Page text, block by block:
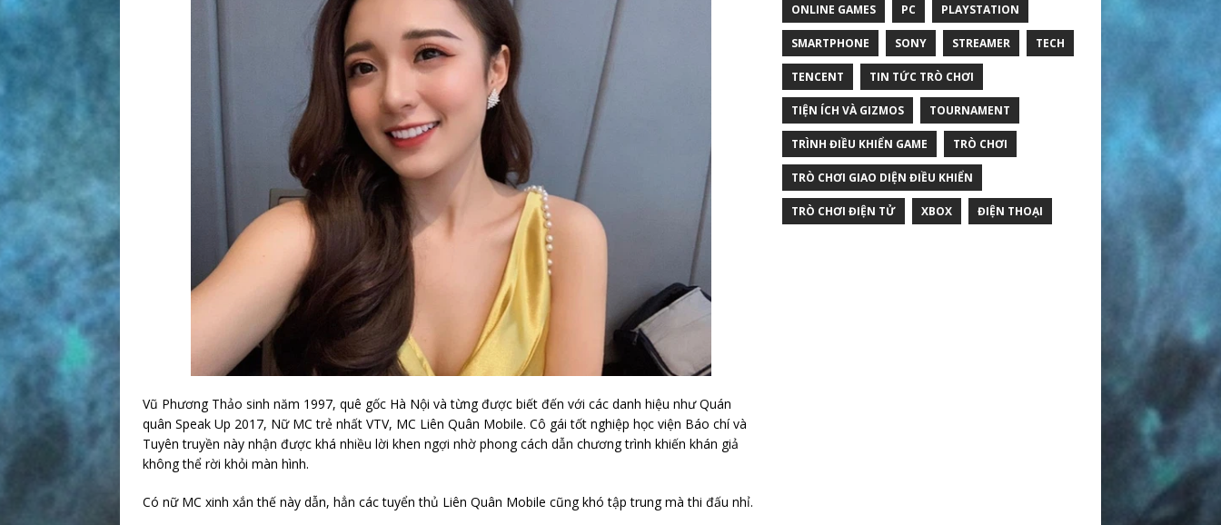
Vũ Phương Thảo sinh năm 1997, quê gốc Hà Nội và từng được biết đến với các danh hiệu như Quán
quân Speak Up 2017, Nữ MC trẻ nhất VTV, MC Liên Quân Mobile. Cô gái tốt nghiệp học viện Báo chí và
Tuyên truyền này nhận được khá nhiều lời khen ngợi nhờ phong cách dẫn chương trình khiến khán giả
không thể rời khỏi màn hình.
Có nữ MC xinh xắn thế này dẫn, hẳn các tuyển thủ Liên Quân Mobile cũng khó tập trung mà thi đấu nhỉ.
ONLINE GAMES PC PLAYSTATION
SMARTPHONE SONY STREAMER TECH
TENCENT TIN TỨC TRÒ CHƠI
TIỆN ÍCH VÀ GIZMOS TOURNAMENT
TRÌNH ĐIỀU KHIỂN GAME TRÒ CHƠI
TRÒ CHƠI GIAO DIỆN ĐIỀU KHIỂN
TRÒ CHƠI ĐIỆN TỬ XBOX ĐIỆN THOẠI